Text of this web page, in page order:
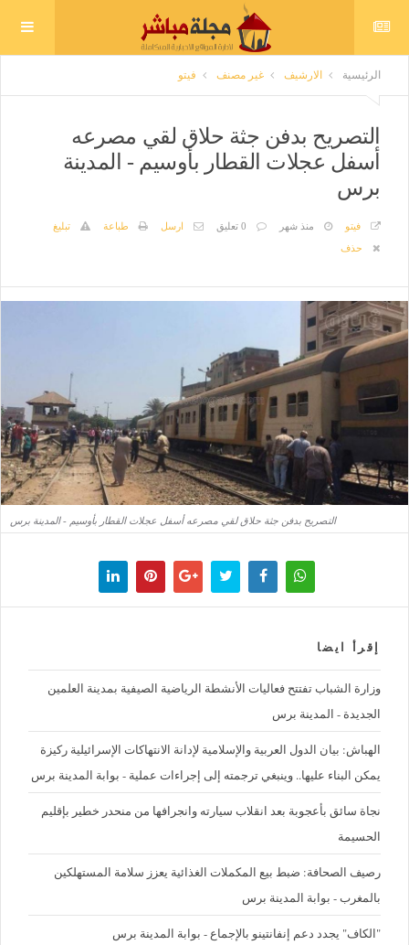
الرئيسية الارشيف غير مصنف فيتو
التصريح بدفن جثة حلاق لقي مصرعه
أسفل عجلات القطار بأوسيم - المدينة
برس
فيتو منذ شهر 0 تعليق ارسل طباعة
تبليغ
حذف
التصريح بدفن جثة حلاق لقي مصرعه أسفل عجلات القطار بأوسيم - المدينة برس
إقرأ ايضا
وزارة الشباب تفتتح فعاليات الأنشطة الرياضية الصيفية بمدينة العلمين
الجديدة - المدينة برس
الهباش: بيان الدول العربية والإسلامية لإدانة الانتهاكات الإسرائيلية ركيزة
يمكن البناء عليها.. وينبغي ترجمته إلى إجراءات عملية - بوابة المدينة برس
نجاة سائق بأعجوبة بعد انقلاب سيارته وانجرافها من منحدر خطير بإقليم
الحسيمة
رصيف الصحافة: ضبط بيع المكملات الغذائية يعزز سلامة المستهلكين
بالمغرب - بوابة المدينة برس
"الكاف" يجدد دعم إنفانتينو بالإجماع - بوابة المدينة برس